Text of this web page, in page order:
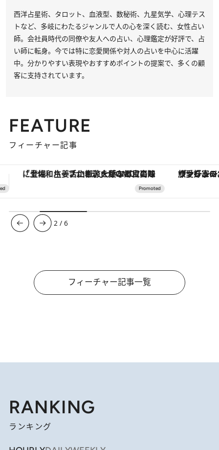
西洋占星術、タロット、血液型、数秘術、九星気学、心理テス
トなど、多岐にわたるジャンルで人の心を深く読む、女性占い
師。会社員時代の同僚や友人への占い、心理鑑定が好評で、占
い師に転身。今では特に恋愛関係や対人の占いを中心に活躍
中。分かりやすい表現やおすすめポイントの提案で、多くの顧
客に支持されています。
FEATURE
フィーチャー記事
ヴァシュロン・コンスタンタン「オーヴァーシーズ・オートマティック」。旅愛好家のお気に入りコレクションから、ジェンダーレスな新作が登場
3 /6
フィーチャー記事一覧
RANKING
ランキング